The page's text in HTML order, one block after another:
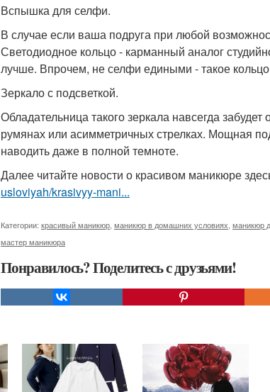
Вспышка для селфи.
В случае если ваша подруга при любой
Светодиодное кольцо - карманный аналог
лучше. Впрочем, не селфи едиными - такое
Зеркало с подсветкой.
Обладательница такого зеркала навсегда
румянах или асимметричных стрелках. Мощная
наводить даже в полной темноте.
Далее читайте новости о красивом маникюре
usloviyah/krasivyy-mani...
Категории: красивый маникюр маникюр в домашних условиях маникюр
мастер маникюра
Понравилось? Поделитесь с друзьями!